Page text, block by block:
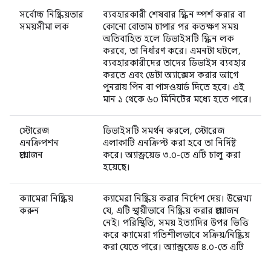
সর্বোচ্চ নিষ্ক্রিয়তার
সময়সীমা লক
ব্যবহারকারী শেষবার স্ক্রিন স্পর্শ করার বা
কোনো বোতাম চাপার পর কতক্ষণ সময়
অতিবাহিত হলে ডিভাইসটি স্ক্রিন লক
করবে, তা নির্ধারণ করে। এমনটা ঘটলে,
ব্যবহারকারীদের তাদের ডিভাইস ব্যবহার
করতে এবং ডেটা অ্যাক্সেস করার আগে
পুনরায় পিন বা পাসওয়ার্ড দিতে হবে। এই
মান ১ থেকে ৬০ মিনিটের মধ্যে হতে পারে।
স্টোরেজ
এনক্রিপশন
প্রয়োজন
ডিভাইসটি সমর্থন করলে, স্টোরেজ
এলাকাটি এনক্রিপ্ট করা হবে তা নির্দিষ্ট
করে। অ্যান্ড্রয়েড ৩.০-তে এটি চালু করা
হয়েছে।
ক্যামেরা নিষ্ক্রিয়
করুন
ক্যামেরা নিষ্ক্রিয় করার নির্দেশ দেয়। উল্লেখ্য
যে, এটি স্থায়ীভাবে নিষ্ক্রিয় করার প্রয়োজন
নেই। পরিস্থিতি, সময় ইত্যাদির উপর ভিত্তি
করে ক্যামেরা গতিশীলভাবে সক্রিয়/নিষ্ক্রিয়
করা যেতে পারে। অ্যান্ড্রয়েড ৪.০-তে এটি